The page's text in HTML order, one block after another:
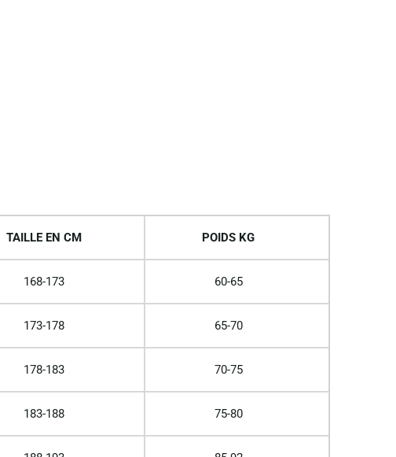
TAILLE EN CM POIDS KG
168-173 60-65
173-178 65-70
178-183 70-75
183-188 75-80